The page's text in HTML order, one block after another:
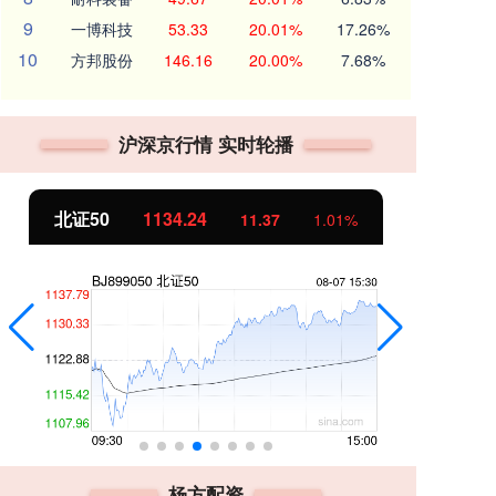
9 一博科技 53.33 20.01% 17.26%
10 方邦股份 146.16 20.00% 7.68%
沪深京行情 实时轮播
北证50 1134.24 11.37 1.01%